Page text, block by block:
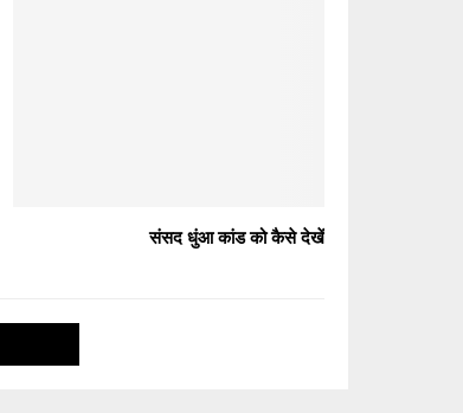
संसद धुंआ कांड को कैसे देखें